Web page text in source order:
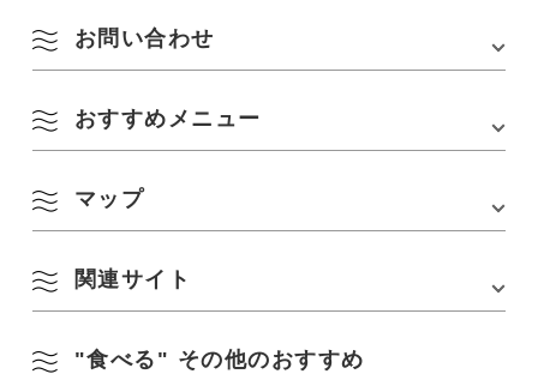
アクセス
・JR山陰本線「仙崎駅」から、徒歩で約5分
・中国自動車道「美祢IC」から車で約50分
営業時間
11：00～14：00
定休日 不定休
お問い合わせ
和食処 きらく
http://www.ikiika-kiraku.com/
おすすめメニュー
活イカ膳 うにめし
マップ
関連サイト
活イカ本家 㐂楽(公式サイト)
"食べる" その他のおすすめ